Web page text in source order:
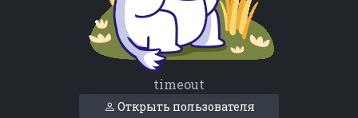
timeout
Открыть пользователя